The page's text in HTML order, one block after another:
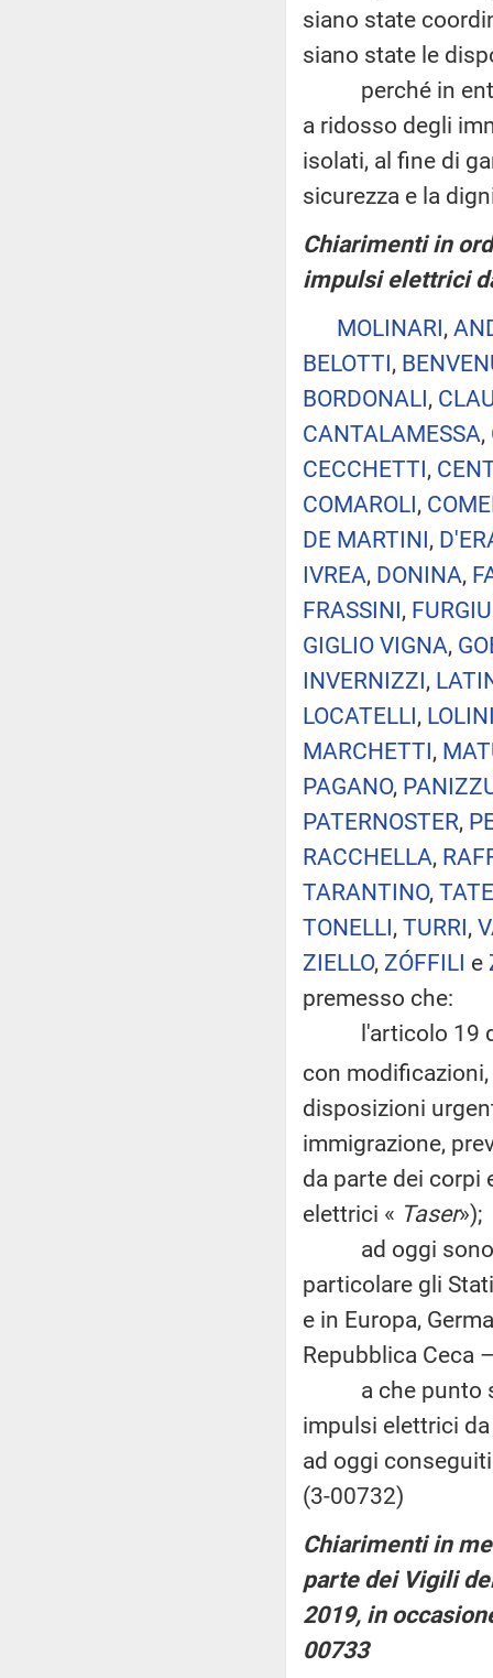
siano state
siano state le
perché in
a ridosso degli
isolati, al fine di
sicurezza e la
Chiarimenti in
impulsi elettrici
MOLINARI,
BELOTTI,
BORDONALI,
CANTALAMESSA,
CECCHETTI,
COMAROLI,
DE MARTINI,
IVREA, DONINA,
FRASSINI,
GIGLIO VIGNA,
INVERNIZZI,
LOCATELLI,
MARCHETTI,
PAGANO,
PATERNOSTER,
RACCHELLA,
TARANTINO,
TONELLI, TURRI,
ZIELLO, ZÓFFILI e
premesso che:
l'articolo 19 del
con
disposizioni
immigrazione,
da parte dei corpi
elettrici « Taser»);
ad oggi sono
particolare gli
e in Europa,
Repubblica Ceca
a che punto sia
impulsi elettrici
ad oggi
(3-00732)
Chiarimenti in
parte dei Vigili
2019, in
00733